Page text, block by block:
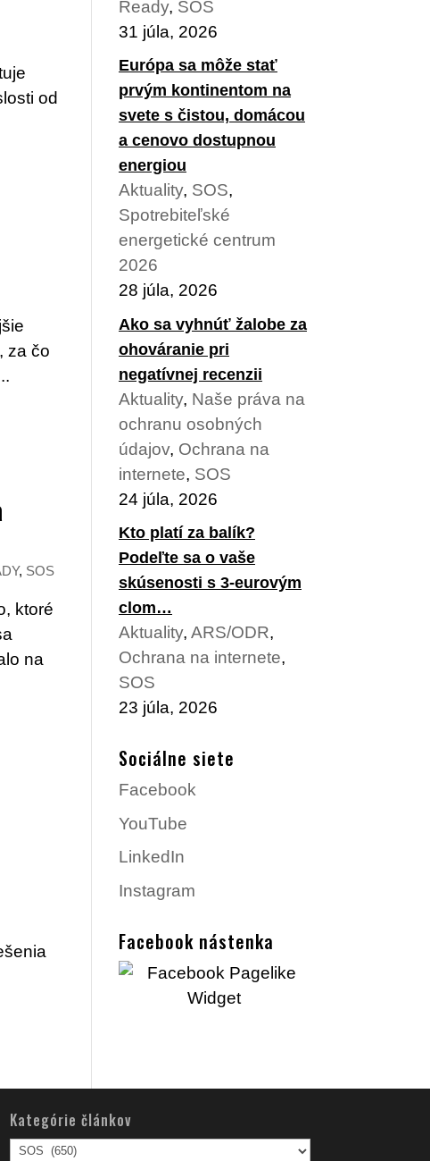
od
za čo
, SOS
ktoré
na
Ready, SOS
31 júla, 2026
Európa sa môže stať
prvým kontinentom na
svete s čistou, domácou
a cenovo dostupnou
energiou
Aktuality, SOS,
Spotrebiteľské
energetické centrum
2026
28 júla, 2026
Ako sa vyhnúť žalobe za
ohováranie pri
negatívnej recenzii
Aktuality, Naše práva na
ochranu osobných
údajov, Ochrana na
internete, SOS
24 júla, 2026
Kto platí za balík?
Podeľte sa o vaše
skúsenosti s 3-eurovým
clom…
Aktuality, ARS/ODR,
Ochrana na internete,
SOS
23 júla, 2026
Sociálne siete
Facebook
YouTube
LinkedIn
Instagram
Facebook nástenka
Kategórie článkov
Kategórie